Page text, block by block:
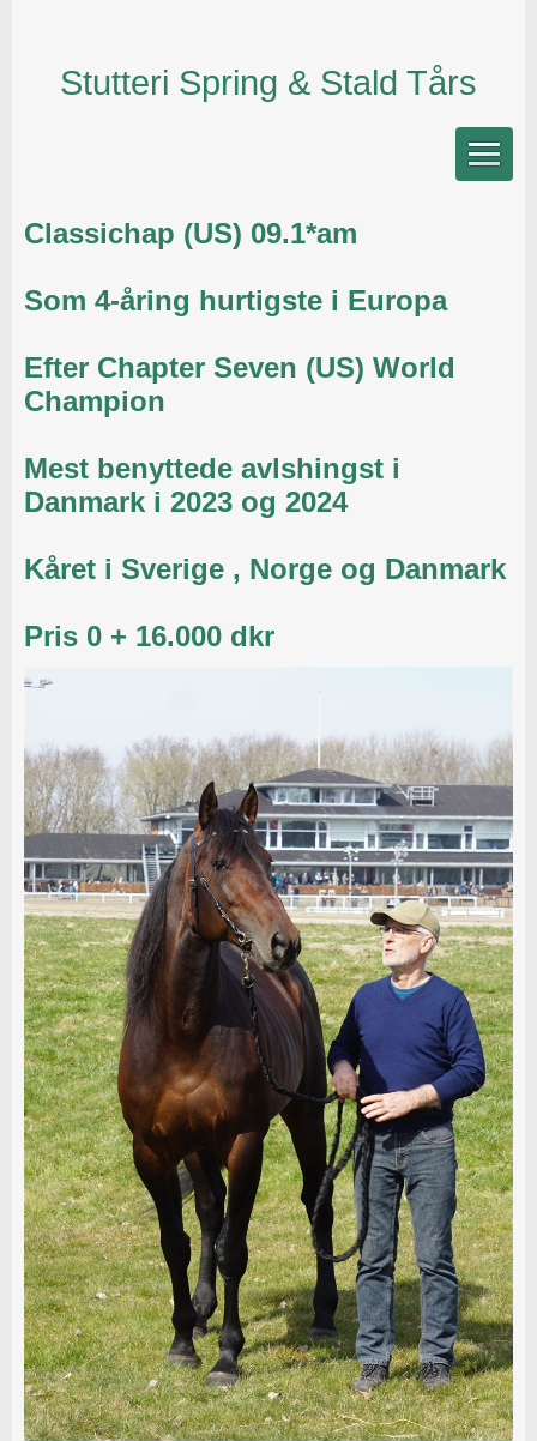
Stutteri Spring & Stald Tårs
Classichap (US) 09.1*am
Som 4-åring hurtigste i Europa
Efter Chapter Seven (US) World
Champion
Mest benyttede avlshingst i
Danmark i 2023 og 2024
Kåret i Sverige , Norge og Danmark
Pris 0 + 16.000 dkr